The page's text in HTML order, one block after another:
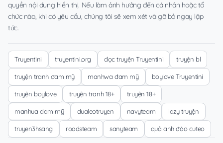
quyền nội dung hiển thị. Nếu làm ảnh hưởng đến cá nhân hoặc tổ
chức nào, khi có yêu cầu, chúng tôi sẽ xem xét và gỡ bỏ ngay lập
tức.
Truyentini truyentini.org đọc truyện Truyentini truyện bl
truyện tranh đam mỹ manhwa đam mỹ boylove Truyentini
truyện boylove truyện tranh 18+ truyện 18+
manhua đam mỹ dualeotruyen navyteam lazy truyện
truyen3hsang roadsteam sanyteam quả anh đào cuteo